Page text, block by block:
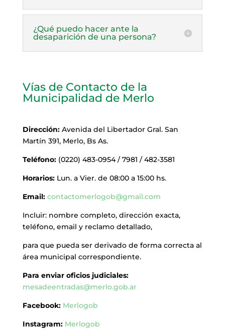
¿Qué puedo hacer ante la
desaparición de una persona?
Vías de Contacto de la
Municipalidad de Merlo
Dirección: Avenida del Libertador Gral. San
Martín 391, Merlo, Bs As.
Teléfono:(0220) 483-0954 / 7981 / 482-3581
Horarios:Lun. a Vier. de 08:00 a 15:00 hs.
Email: contactomerlogob@gmail.com
Incluir: nombre completo, dirección exacta,
teléfono, email y reclamo detallado,
para que pueda ser derivado de forma correcta al
área municipal correspondiente.
Para enviar oficios judiciales:
mesadeentradas@merlo.gob.ar
Facebook: Merlogob
Instagram: Merlogob